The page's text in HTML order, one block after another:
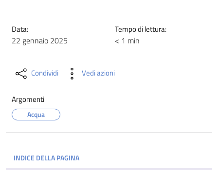
Data:
22 gennaio 2025
Tempo di lettura:
< 1 min
Condividi Vedi azioni
Argomenti
Acqua
INDICE DELLA PAGINA